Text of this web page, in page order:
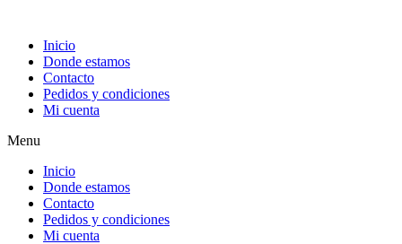
Inicio
Donde estamos
Contacto
Pedidos y condiciones
Mi cuenta
Menu
Inicio
Donde estamos
Contacto
Pedidos y condiciones
Mi cuenta